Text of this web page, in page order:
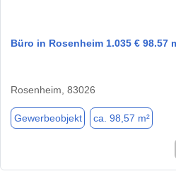
Büro in Rosenheim 1.035 € 98.57
Rosenheim, 83026
Gewerbeobjekt ca. 98,57 m²